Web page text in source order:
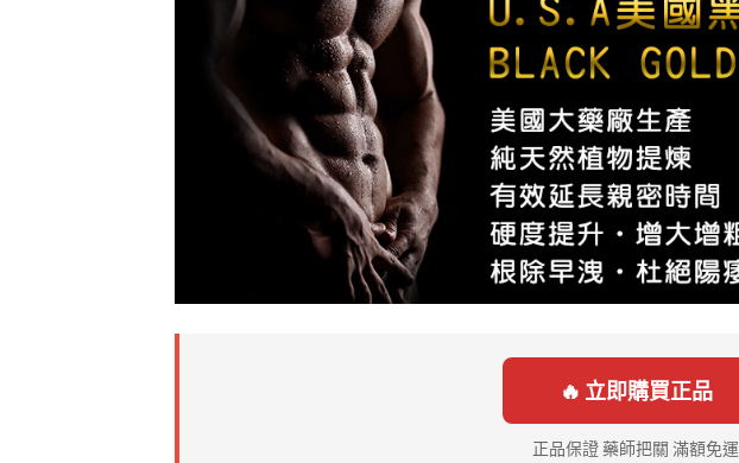
🔥 立即購買正品
正品保證 藥師把關 滿額免運